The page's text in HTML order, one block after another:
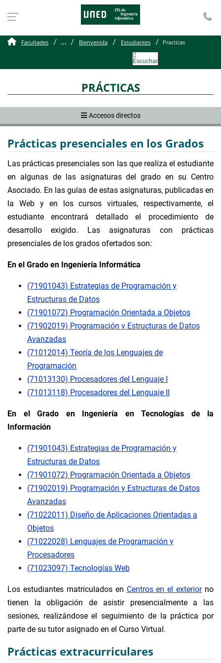
Practicas
Facultades ... Bienvenida Estudiantes Practicas
Escuchar
PRÁCTICAS
Accesos directos
Prácticas presenciales en los Grados
Las prácticas presenciales son las que realiza el estudiante
en algunas de las asignaturas del grado en su Centro
Asociado. En las guías de estas asignaturas, publicadas en
la Web y en los cursos virtuales, respectivamente, el
estudiante encontrará detallado el procedimiento de
desarrollo exigido. Las asignaturas con prácticas
presenciales de los grados ofertados son:
En el Grado en Ingeniería Informática
(71901043) Estrategias de Programación y
Estructuras de Datos
(71901072) Programación Orientada a Objetos
(71902019) Programación y Estructuras de Datos
Avanzadas
(71012014) Teoría de los Lenguajes de
Programación
(71013130) Procesadores del Lenguaje I
(71013118) Procesadores del Lenguaje II
En el Grado en Ingeniería en Tecnologías de la
Información
(71901043) Estrategias de Programación y
Estructuras de Datos
(71901072) Programación Orientada a Objetos
(71902019) Programación y Estructuras de Datos
Avanzadas
(71022011) Diseño de Aplicaciones Orientadas a
Objetos
(71022028) Lenguajes de Programación y
Procesadores
(71023097) Tecnologías Web
Los estudiantes matriculados en Centros en el exteriorno
tienen la obligación de asistir presencialmente a las
sesiones, realizándose el seguimiento de la práctica por
parte de su tutor asignado en el Curso Virtual.
Prácticas extracurriculares